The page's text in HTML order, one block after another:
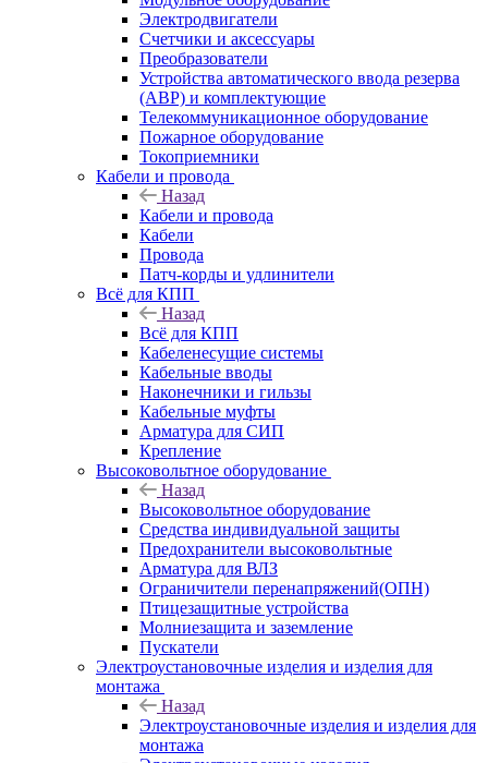
Электродвигатели
Счетчики и аксессуары
Преобразователи
Устройства автоматического ввода резерва
(АВР) и комплектующие
Телекоммуникационное оборудование
Пожарное оборудование
Токоприемники
Кабели и провода
Назад
Кабели и провода
Кабели
Провода
Патч-корды и удлинители
Всё для КПП
Назад
Всё для КПП
Кабеленесущие системы
Кабельные вводы
Наконечники и гильзы
Кабельные муфты
Арматура для СИП
Крепление
Высоковольтное оборудование
Назад
Высоковольтное оборудование
Средства индивидуальной защиты
Предохранители высоковольтные
Арматура для ВЛЗ
Ограничители перенапряжений(ОПН)
Птицезащитные устройства
Молниезащита и заземление
Пускатели
Электроустановочные изделия и изделия для
монтажа
Назад
Электроустановочные изделия и изделия для
монтажа